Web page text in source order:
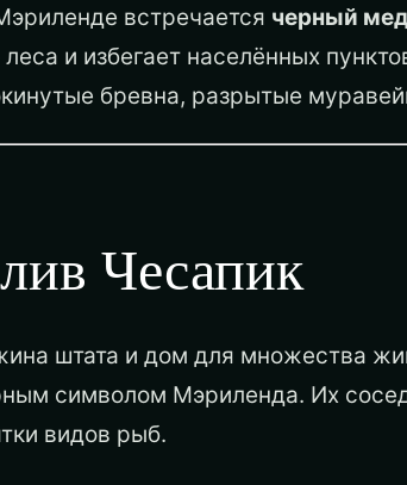
встречается черный
и избегает населённых
бревна, разрытые
Чесапик
штата и дом для множества
символом Мэриленда. Их
видов рыб.